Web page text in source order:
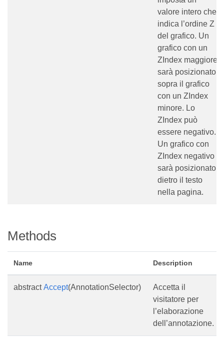
valore intero che
indica l’ordine Z
del grafico. Un
grafico con un
ZIndex maggiore
sarà posizionato
sopra il grafico
con un ZIndex
minore. Lo
ZIndex può
essere negativo.
Un grafico con
ZIndex negativo
sarà posizionato
dietro il testo
nella pagina.
Methods
Name Description
abstractAccept(AnnotationSelector)
Accetta il
visitatore per
l’elaborazione
dell’annotazione.